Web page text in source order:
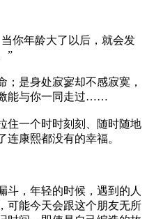
你年龄大了以后，就会发
”
；是身处寂寥却不感寂寞，
能与你一同走过……
住一个时时刻刻、随时随地
康熙都没有的幸福。
斗，年轻的时候，遇到的人
可能今天会跟这个朋友无所